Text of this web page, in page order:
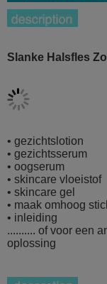
Slanke Halsfles
• gezichtslotion
• gezichtsserum
• oogserum
• skincare vloeistof
• skincare gel
• maak omhoog
• inleiding
.......... of voor een
oplossing